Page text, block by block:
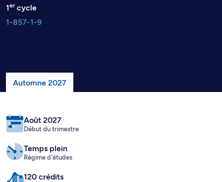
1ercycle
1-857-1-9
Automne 2027
Août 2027
Début du trimestre
Temps plein
Régime d'études
120 crédits